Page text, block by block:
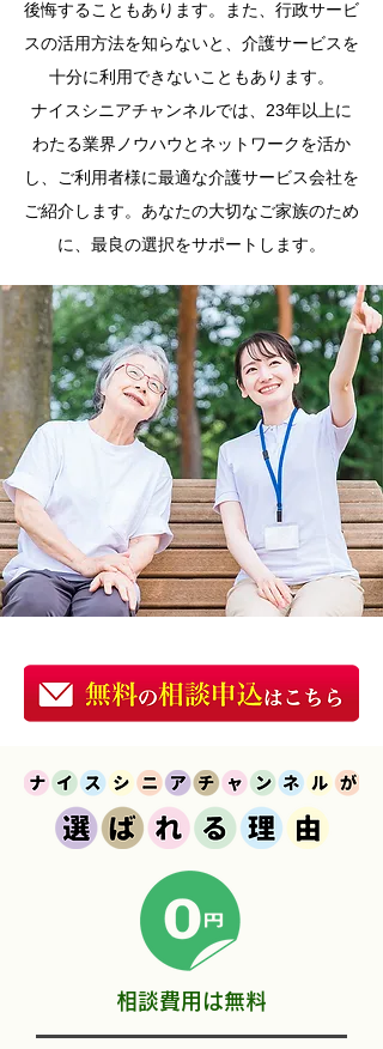
後悔することもあります。また、行政サービ
スの活用方法を知らないと、介護サービスを
十分に利用できないこともあります。
ナイスシニアチャンネルでは、23年以上に
わたる業界ノウハウとネットワークを活か
し、ご利用者様に最適な介護サービス会社を
ご紹介します。あなたの大切なご家族のため
に、最良の選択をサポートします。
相談費用は無料